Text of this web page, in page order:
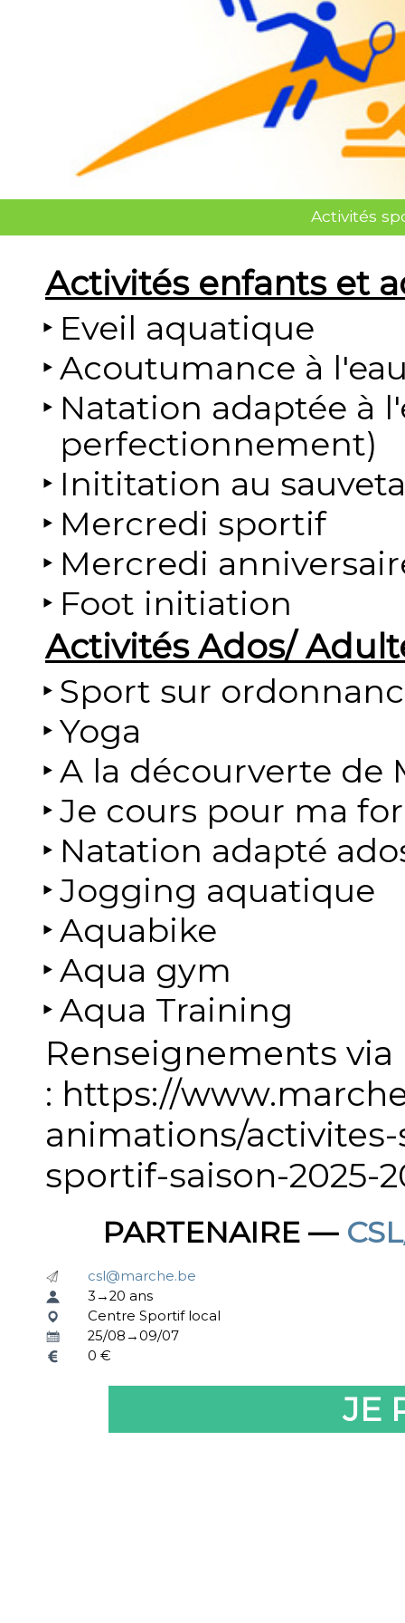
Activités
Activités enfants et
Eveil aquatique
Acoutumance à
Natation adaptée à
perfectionnement)
Inititation au
Mercredi sportif
Mercredi
Foot initiation
Activités Ados/
Sport sur
Yoga
A la décourverte de
Je cours pour ma
Natation adapté
Jogging aquatique
Aquabike
Aqua gym
Aqua Training
Renseignements
: https://
animations/
sportif-saison-2025-
PARTENAIRE —
csl@marche.be
3→20 ans
Centre Sportif local
25/08→09/07
0 €
JE